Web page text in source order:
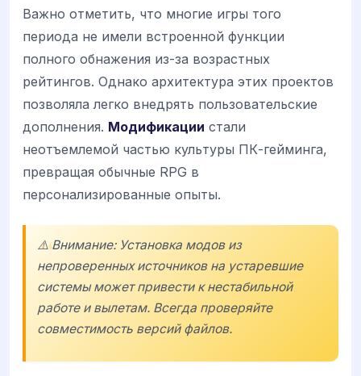
Важно отметить, что многие игры того
периода не имели встроенной функции
полного обнажения из-за возрастных
рейтингов. Однако архитектура этих проектов
позволяла легко внедрять пользовательские
дополнения. Модификации стали
неотъемлемой частью культуры ПК-гейминга,
превращая обычные RPG в
персонализированные опыты.
⚠️ Внимание: Установка модов из
непроверенных источников на устаревшие
системы может привести к нестабильной
работе и вылетам. Всегда проверяйте
совместимость версий файлов.